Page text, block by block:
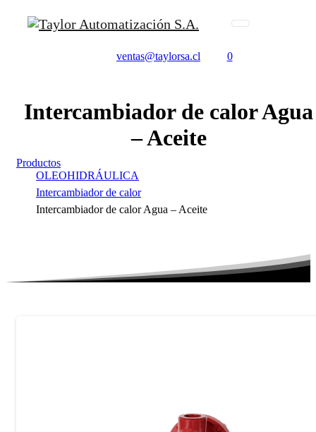
ventas@taylorsa.cl 0
Intercambiador de calorAgua
–Aceite
Productos
OLEOHIDRÁULICA
Intercambiador de calor
Intercambiador de calor Agua – Aceite